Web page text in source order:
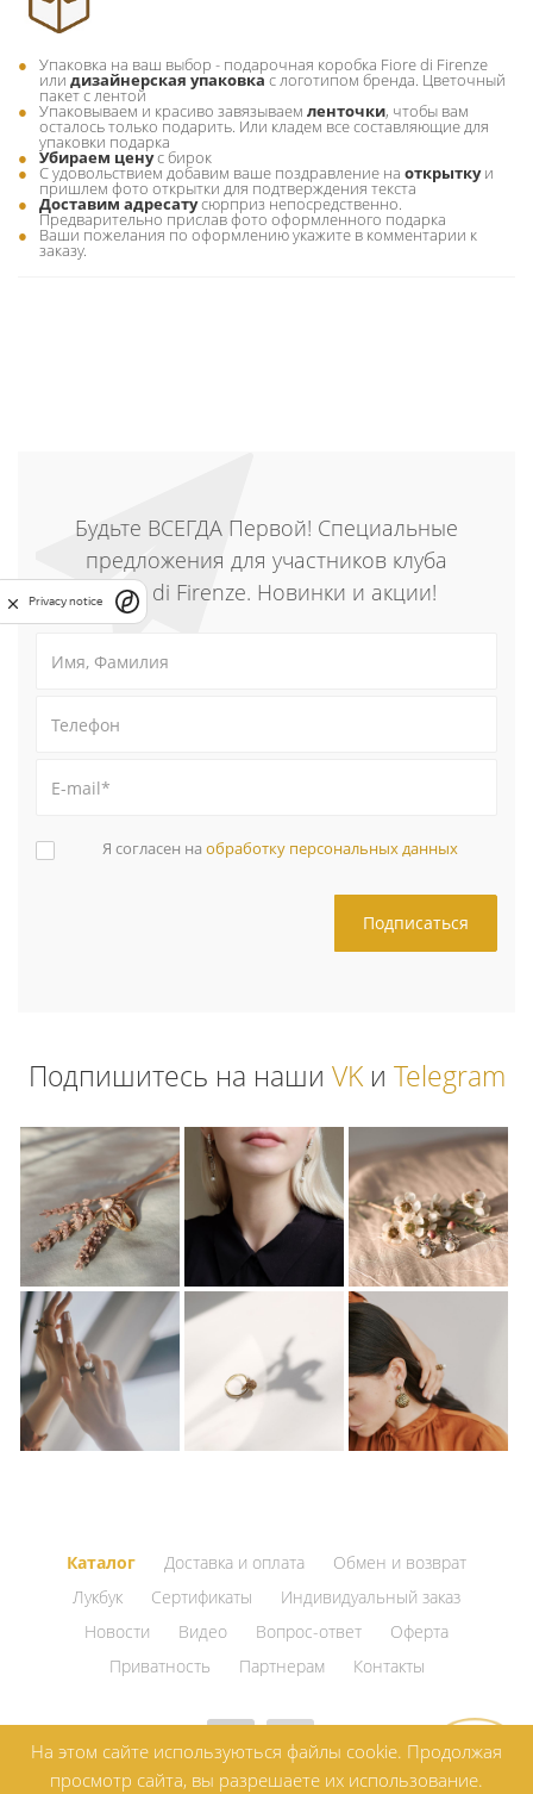
Упаковка на ваш выбор - подарочная коробка Fiore di Firenze
или дизайнерская упаковка с логотипом бренда. Цветочный
пакет с лентой
Упаковываем и красиво завязываем ленточки, чтобы вам
осталось только подарить. Или кладем все составляющие для
упаковки подарка
Убираем ценус бирок
С удовольствием добавим ваше поздравление на открыткуи
пришлем фото открытки для подтверждения текста
Доставим адресатусюрприз непосредственно.
Предварительно прислав фото оформленного подарка
Ваши пожелания по оформлению укажите в комментарии к
заказу.
Будьте ВСЕГДА Первой! Специальные
предложения для участников клуба
Fiore di Firenze. Новинки и акции!
Я согласен на обработку персональных данных
Подпишитесь на наши VKи Telegram
Каталог Доставка и оплата
Обмен и возврат
Лукбук
Сертификаты
Индивидуальный заказ
Новости
Видео Вопрос-ответ
Оферта
Приватность
Партнерам Контакты
На этом сайте используються файлы cookie. Продолжая
просмотр сайта, вы разрешаете их использование.
Privacy notice